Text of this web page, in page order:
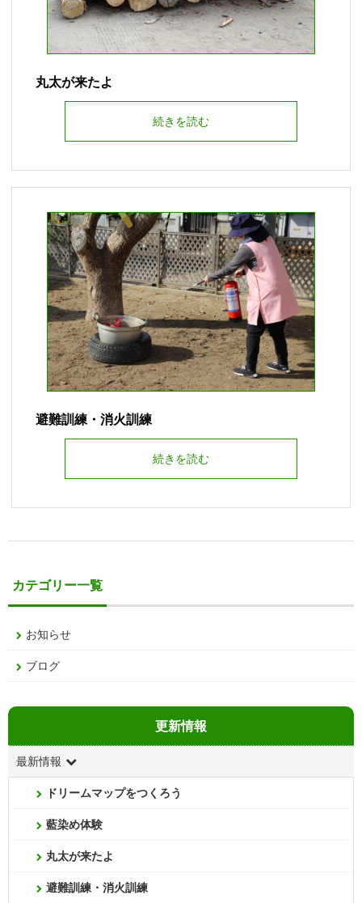
丸太が来たよ
続きを読む
避難訓練・消火訓練
続きを読む
カテゴリー一覧
お知らせ
ブログ
更新情報
最新情報
ドリームマップをつくろう
藍染め体験
丸太が来たよ
避難訓練・消火訓練